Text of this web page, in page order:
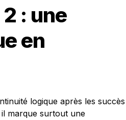
: une
en
logique après les succès
marque surtout une